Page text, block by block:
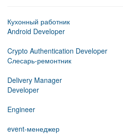
Кухонный работник
Android Developer
Crypto Authentication Developer
Cлесарь-ремонтник
Delivery Manager
Developer
Engineer
event-менеджер